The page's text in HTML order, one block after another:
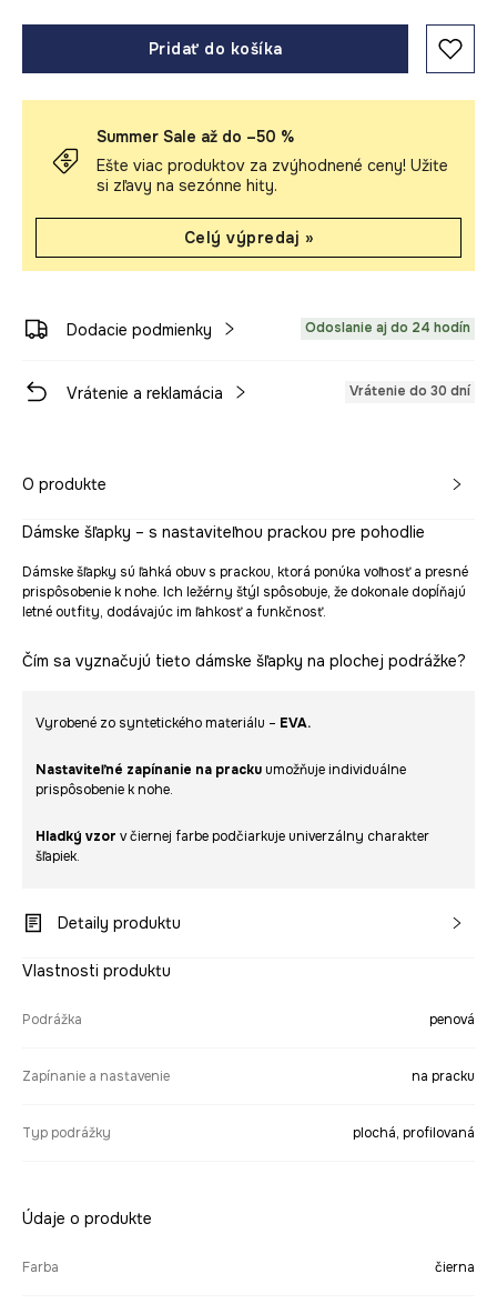
Pridať do košíka
Summer Sale až do –50 %
Ešte viac produktov za zvýhodnené ceny! Užite
si zľavy na sezónne hity.
Celý výpredaj »
Dodacie podmienky Odoslanie aj do 24 hodín
Vrátenie a reklamácia Vrátenie do 30 dní
O produkte
Dámske šľapky – s nastaviteľnou prackou pre pohodlie
Dámske šľapky sú ľahká obuv s prackou, ktorá ponúka voľnosť a presné
prispôsobenie k nohe. Ich ležérny štýl spôsobuje, že dokonale dopĺňajú
letné outfity, dodávajúc im ľahkosť a funkčnosť.
Čím sa vyznačujú tieto dámske šľapky na plochej podrážke?
Vyrobené zo syntetického materiálu – EVA.
Nastaviteľné zapínanie na pracku umožňuje individuálne
prispôsobenie k nohe.
Hladký vzor v čiernej farbe podčiarkuje univerzálny charakter
šľapiek.
Detaily produktu
Vlastnosti produktu
Podrážka penová
Zapínanie a nastavenie na pracku
Typ podrážky plochá, profilovaná
Údaje o produkte
Farba čierna